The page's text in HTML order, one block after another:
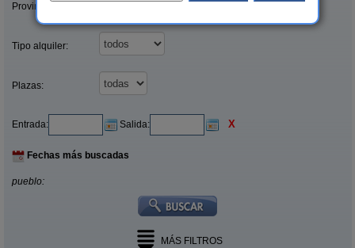
Provincias/Islas:
Tipo alquiler:
Plazas:
Entrada: Salida: X
Fechas más buscadas
pueblo:
MÁS FILTROS